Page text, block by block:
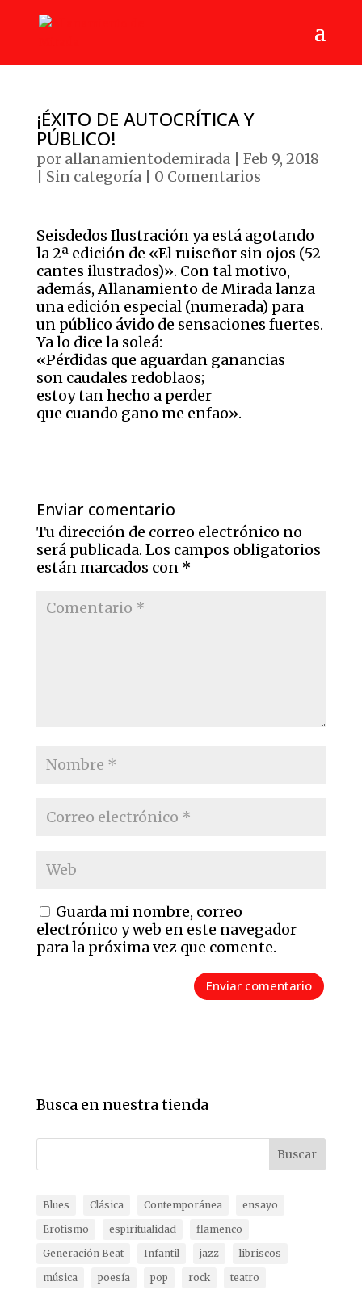
¡ÉXITO DE AUTOCRÍTICA Y
PÚBLICO!
por allanamientodemirada| Feb 9, 2018
Sin categoría| 0 Comentarios
Seisdedos Ilustración ya está agotando
la 2ª edición de «El ruiseñor sin ojos (52
cantes ilustrados)». Con tal motivo,
además, Allanamiento de Mirada lanza
una edición especial (numerada) para
un público ávido de sensaciones fuertes.
Ya lo dice la soleá:
«Pérdidas que aguardan ganancias
son caudales redoblaos;
estoy tan hecho a perder
que cuando gano me enfao».
Enviar comentario
Tu dirección de correo electrónico no
será publicada. Los campos obligatorios
están marcados con *
Guarda mi nombre, correo
electrónico y web en este navegador
para la próxima vez que comente.
Busca en nuestra tienda
Buscar
Blues Clásica Contemporánea
ensayo
Erotismo
espiritualidad
flamenco
Generación Beat
Infantil jazz
libriscos
música
poesía pop rock teatro